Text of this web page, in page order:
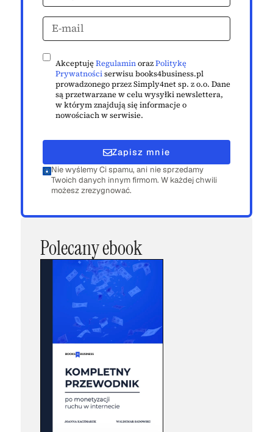
AkceptujęRegulaminorazPolitykę
Prywatnościserwisu books4business.pl
prowadzonego przez Simply4net sp. z o.o. Dane
są przetwarzane w celu wysyłki newslettera,
w którym znajdują się informacje o
nowościach w serwisie.
Zapisz mnie
Nie wyślemy Ci spamu, ani nie sprzedamy
Twoich danych innym firmom. W każdej chwili
możesz zrezygnować.
Polecany ebook